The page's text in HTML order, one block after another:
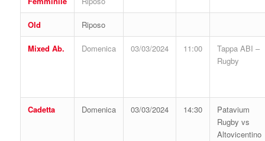
Old Riposo
Mixed Ab. Domenica 03/03/2024 11:00
Tappa ABI –
Rugby
Cadetta Domenica 03/03/2024 14:30
Patavium
Rugby vs
Altovicentino